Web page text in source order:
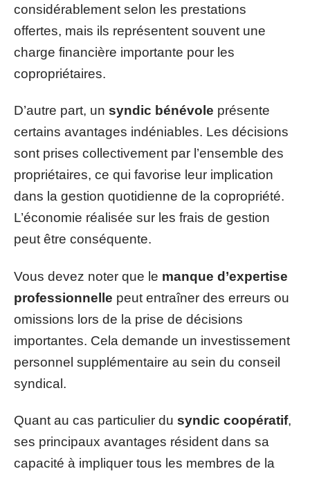
considérablement selon les prestations
offertes, mais ils représentent souvent une
charge financière importante pour les
copropriétaires.
D’autre part, un syndic bénévole présente
certains avantages indéniables. Les décisions
sont prises collectivement par l’ensemble des
propriétaires, ce qui favorise leur implication
dans la gestion quotidienne de la copropriété.
L’économie réalisée sur les frais de gestion
peut être conséquente.
Vous devez noter que le manque d’expertise
professionnelle peut entraîner des erreurs ou
omissions lors de la prise de décisions
importantes. Cela demande un investissement
personnel supplémentaire au sein du conseil
syndical.
Quant au cas particulier du syndic coopératif,
ses principaux avantages résident dans sa
capacité à impliquer tous les membres de la